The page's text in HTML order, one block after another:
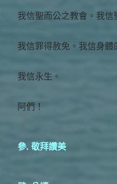
我信聖而公之教會。我信
我信罪得赦免。我信身體
我信永生。
阿們！
參. 敬拜讚美